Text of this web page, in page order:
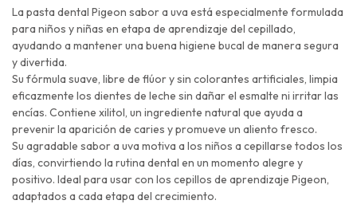
La pasta dental Pigeon sabor a uva está especialmente formulada
para niños y niñas en etapa de aprendizaje del cepillado,
ayudando a mantener una buena higiene bucal de manera segura
y divertida.
Su fórmula suave, libre de flúor y sin colorantes artificiales, limpia
eficazmente los dientes de leche sin dañar el esmalte ni irritar las
encías. Contiene xilitol, un ingrediente natural que ayuda a
prevenir la aparición de caries y promueve un aliento fresco.
Su agradable sabor a uva motiva a los niños a cepillarse todos los
días, convirtiendo la rutina dental en un momento alegre y
positivo. Ideal para usar con los cepillos de aprendizaje Pigeon,
adaptados a cada etapa del crecimiento.